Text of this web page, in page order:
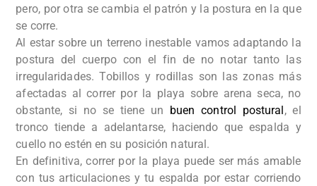
pero, por otra se cambia el patrón y la postura en la que
se corre.
Al estar sobre un terreno inestable vamos adaptando la
postura del cuerpo con el fin de no notar tanto las
irregularidades. Tobillos y rodillas son las zonas más
afectadas al correr por la playa sobre arena seca, no
obstante, si no se tiene un buen control postural , el
tronco tiende a adelantarse, haciendo que espalda y
cuello no estén en su posición natural.
En definitiva, correr por la playa puede ser más amable
con tus articulaciones y tu espalda por estar corriendo